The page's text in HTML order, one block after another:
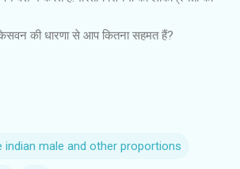
की धारणा से आप कितना सहमत हैं?
male and other proportions